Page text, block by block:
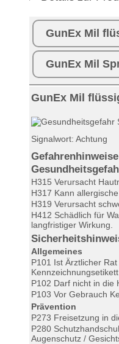
GunEx Mil
GunEx Mil
GunEx Mil
Signalwort: Achtung
H315 Verursacht
H317 Kann
H319 Verursacht
H412 Schädlich für
langfristiger Wirkung.
Allgemeines
P101 Ist Ärztlicher
P102 Darf nicht in die
P103 Vor Gebrauch
Prävention
P273 Freisetzung in
P280
Augenschutz /